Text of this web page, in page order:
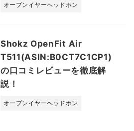
オープンイヤーヘッドホン
Shokz OpenFit Air
T511(ASIN:B0CT7C1CP1)
の口コミレビューを徹底解
説！
オープンイヤーヘッドホン